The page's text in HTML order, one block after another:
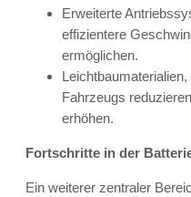
Erweiterte
effizientere
ermöglichen.
Fahrzeugs
erhöhen.
Fortschritte in der
Ein weiterer zentraler